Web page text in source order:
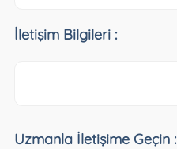
İletişim Bilgileri :
Uzmanla İletişime Geçin :